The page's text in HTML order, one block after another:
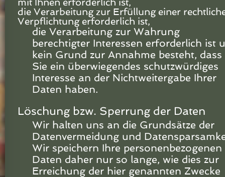
mit Ihnen erforderlich ist,
die Verarbeitung zur Erfüllung einer
Verpflichtung erforderlich ist,
die Verarbeitung zur Wahrung
berechtigter Interessen erforderlich ist
kein Grund zur Annahme besteht, dass
Sie ein überwiegendes schutzwürdiges
Interesse an der Nichtweitergabe Ihrer
Daten haben.
Löschung bzw. Sperrung der Daten
Wir halten uns an die Grundsätze der
Datenvermeidung und
Wir speichern Ihre personenbezogenen
Daten daher nur so lange, wie dies zur
Erreichung der hier genannten Zwecke